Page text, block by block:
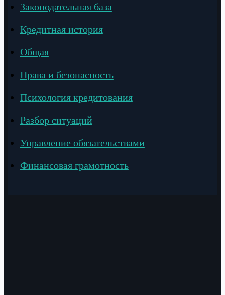
Законодательная база
Кредитная история
Общая
Права и безопасность
Психология кредитования
Разбор ситуаций
Управление обязательствами
Финансовая грамотность